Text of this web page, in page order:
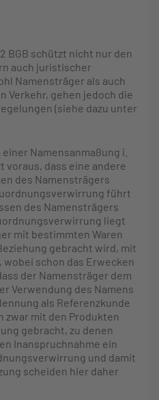
BGB schützt nicht nur den
auch juristischer
Namensträger als auch
Verkehr, gehen jedoch die
(siehe dazu unter
Namensanmaßung i.
voraus, dass eine andere
des Namensträgers
führt
des Namensträgers
liegt
mit bestimmten Waren
gebracht wird, mit
schon das Erwecken
der Namensträger dem
Verwendung des Namens
als Referenzkunde
zwar mit den Produkten
gebracht, zu denen
Inanspruchnahme ein
und damit
scheiden hier daher